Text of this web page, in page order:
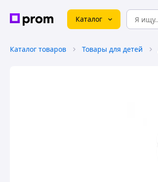
Каталог
Каталог товаров Товары для детей